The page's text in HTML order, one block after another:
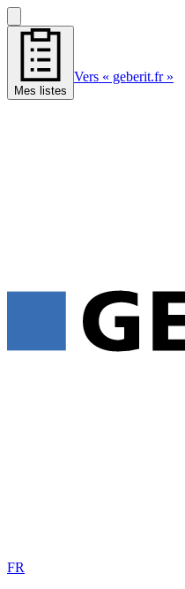
Mes listes
Vers « geberit.fr »
FR